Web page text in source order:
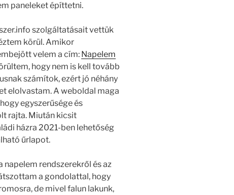
paneleket építtetni.
szolgáltatásait vettük
körül. Amikor
velem a cím: Napelem
hogy nem is kell tovább
számítok, ezért jó néhány
elolvastam. A weboldal maga
egyszerűsége és
rajta. Miután kicsit
házra 2021-ben lehetőség
űrlapot.
rendszerekről és az
a gondolattal, hogy
de mivel falun lakunk,